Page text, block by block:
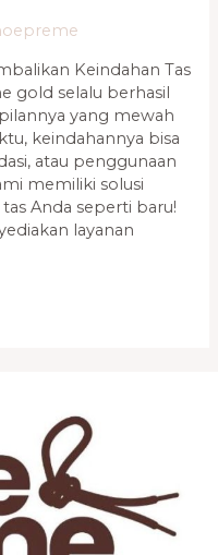
Keindahan Tas
gold selalu berhasil
yang mewah
keindahannya bisa
atau penggunaan
memiliki solusi
Anda seperti baru!
layanan